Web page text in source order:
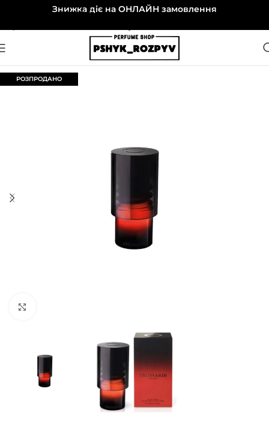
Перейти до навігаціїЗнижка діє на ОНЛАЙН замовлення
РОЗПРОДАНО